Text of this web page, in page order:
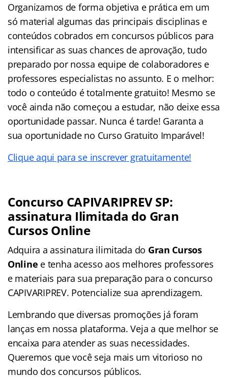
Organizamos de forma objetiva e prática em um
só material algumas das principais disciplinas e
conteúdos cobrados em concursos públicos para
intensificar as suas chances de aprovação, tudo
preparado por nossa equipe de colaboradores e
professores especialistas no assunto. E o melhor:
todo o conteúdo é totalmente gratuito! Mesmo se
você ainda não começou a estudar, não deixe essa
oportunidade passar. Nunca é tarde! Garanta a
sua oportunidade no Curso Gratuito Imparável!
Clique aqui para se inscrever gratuitamente!
Concurso CAPIVARIPREV SP:
assinatura Ilimitada do Gran
Cursos Online
Adquira a assinatura ilimitada do Gran Cursos
Online e tenha acesso aos melhores professores
e materiais para sua preparação para o concurso
CAPIVARIPREV. Potencialize sua aprendizagem.
Lembrando que diversas promoções já foram
lanças em nossa plataforma. Veja a que melhor se
encaixa para atender as suas necessidades.
Queremos que você seja mais um vitorioso no
mundo dos concursos públicos.